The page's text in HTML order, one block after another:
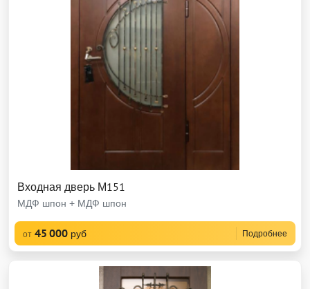
Входная дверь М151
МДФ шпон + МДФ шпон
от 45 000 руб Подробнее